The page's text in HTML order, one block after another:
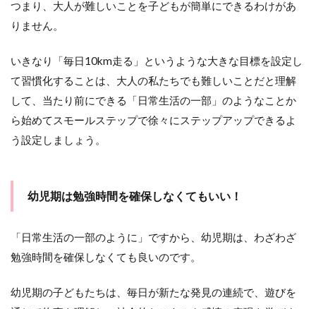
いく
と
め
つまり、大人が難しいことを子どもが簡単にできるわけがあ
りません。
いきなり「毎日10km走る」というような大きな目標を設定し
て習慣化することは、大人の私たちでも難しいことだと理解
して、当たり前にできる「日常生活の一部」のようなことか
ら始めてスモールステップで徐々にステップアップできるよ
う設定しましょう。
幼児期は勉強時間を確保しなくてもいい！
「日常生活の一部のように」ですから、幼児期は、わざわざ
勉強時間を確保しなくても良いのです。
幼児期の子どもたちは、毎日が新たな発見の連続で、遊びを